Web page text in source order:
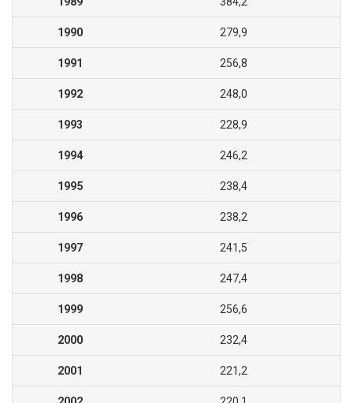
1990 279,9
1991 256,8
1992 248,0
1993 228,9
1994 246,2
1995 238,4
1996 238,2
1997 241,5
1998 247,4
1999 256,6
2000 232,4
2001 221,2